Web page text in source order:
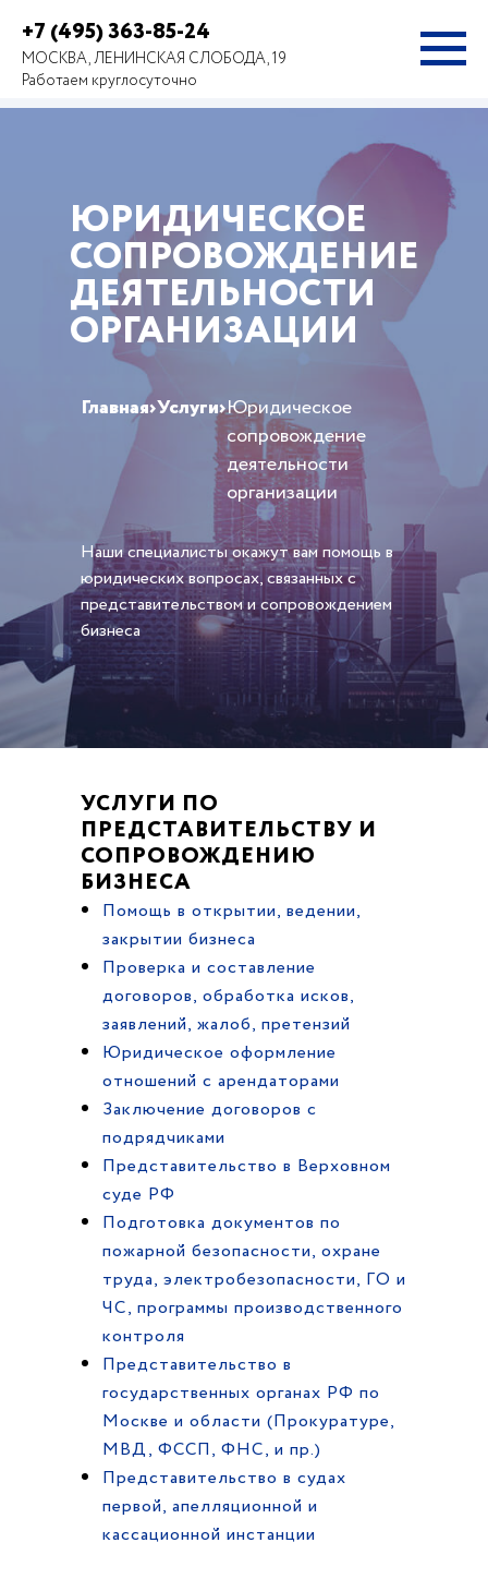
+7 (495) 363-85-24
МОСКВА, ЛЕНИНСКАЯ СЛОБОДА, 19
Работаем круглосуточно
ЮРИДИЧЕСКОЕ
СОПРОВОЖДЕНИЕ
ДЕЯТЕЛЬНОСТИ
ОРГАНИЗАЦИИ
Главная›Услуги›Юридическое
сопровождение
деятельности
организации
Наши специалисты окажут вам помощь в
юридических вопросах, связанных с
представительством и сопровождением
бизнеса
УСЛУГИ ПО
ПРЕДСТАВИТЕЛЬСТВУ И
СОПРОВОЖДЕНИЮ
БИЗНЕСА
Помощь в открытии, ведении,
закрытии бизнеса
Проверка и составление
договоров, обработка исков,
заявлений, жалоб, претензий
Юридическое оформление
отношений с арендаторами
Заключение договоров с
подрядчиками
Представительство в Верховном
суде РФ
Подготовка документов по
пожарной безопасности, охране
труда, электробезопасности, ГО и
ЧС, программы производственного
контроля
Представительство в
государственных органах РФ по
Москве и области (Прокуратуре,
МВД, ФССП, ФНС, и пр.)
Представительство в судах
первой, апелляционной и
кассационной инстанции